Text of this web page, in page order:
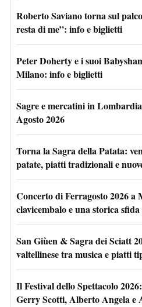
Roberto Saviano torna sul
resta di me”: info e biglietti
Peter Doherty e i suoi
Milano: info e biglietti
Sagre e mercatini in
Agosto 2026
Torna la Sagra della Patata:
patate, piatti tradizionali e
Concerto di Ferragosto 2026 a
clavicembalo e una storica
San Giùen & Sagra dei Sciatt
valtellinese tra musica e piatti
Il Festival dello Spettacolo
Gerry Scotti, Alberto Angela e